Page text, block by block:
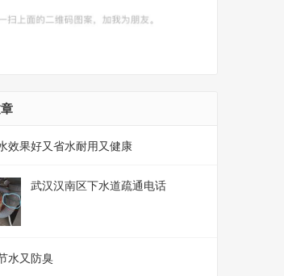
效果好又省水耐用又健康
武汉汉南区下水道疏通电话
水又防臭